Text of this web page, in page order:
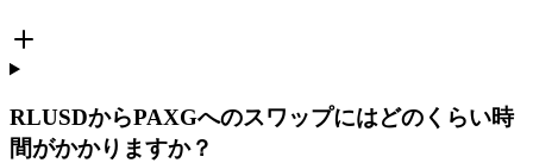
RLUSDからPAXGへのスワップにはどのくらい時
間がかかりますか？